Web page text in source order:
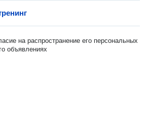
на распространение его персональных
объявлениях